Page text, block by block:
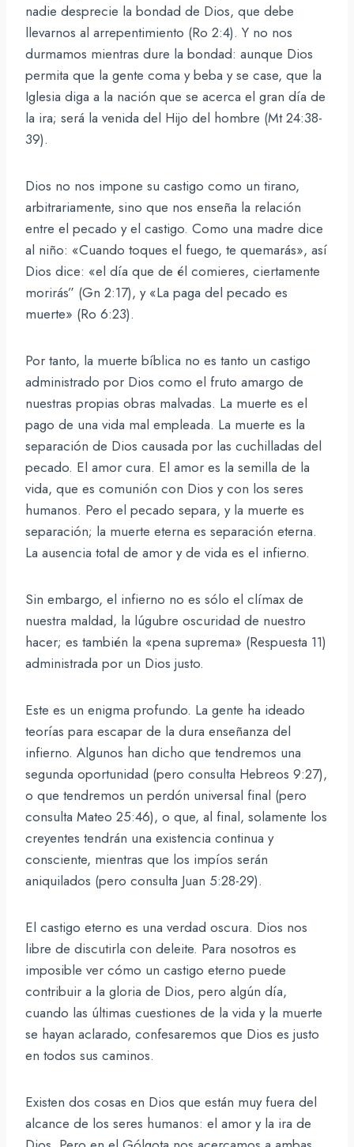
nadie desprecie la bondad de Dios, que debe
llevarnos al arrepentimiento (Ro 2:4). Y no nos
durmamos mientras dure la bondad: aunque Dios
permita que la gente coma y beba y se case, que la
Iglesia diga a la nación que se acerca el gran día de
la ira; será la venida del Hijo del hombre (Mt 24:38-
39).
Dios no nos impone su castigo como un tirano,
arbitrariamente, sino que nos enseña la relación
entre el pecado y el castigo. Como una madre dice
al niño: «Cuando toques el fuego, te quemarás», así
Dios dice: «el día que de él comieres, ciertamente
morirás” (Gn 2:17), y «La paga del pecado es
muerte» (Ro 6:23).
Por tanto, la muerte bíblica no es tanto un castigo
administrado por Dios como el fruto amargo de
nuestras propias obras malvadas. La muerte es el
pago de una vida mal empleada. La muerte es la
separación de Dios causada por las cuchilladas del
pecado. El amor cura. El amor es la semilla de la
vida, que es comunión con Dios y con los seres
humanos. Pero el pecado separa, y la muerte es
separación; la muerte eterna es separación eterna.
La ausencia total de amor y de vida es el infierno.
Sin embargo, el infierno no es sólo el clímax de
nuestra maldad, la lúgubre oscuridad de nuestro
hacer; es también la «pena suprema» (Respuesta 11)
administrada por un Dios justo.
Este es un enigma profundo. La gente ha ideado
teorías para escapar de la dura enseñanza del
infierno. Algunos han dicho que tendremos una
segunda oportunidad (pero consulta Hebreos 9:27),
o que tendremos un perdón universal final (pero
consulta Mateo 25:46), o que, al final, solamente los
creyentes tendrán una existencia continua y
consciente, mientras que los impíos serán
aniquilados (pero consulta Juan 5:28-29).
El castigo eterno es una verdad oscura. Dios nos
libre de discutirla con deleite. Para nosotros es
imposible ver cómo un castigo eterno puede
contribuir a la gloria de Dios, pero algún día,
cuando las últimas cuestiones de la vida y la muerte
se hayan aclarado, confesaremos que Dios es justo
en todos sus caminos.
Existen dos cosas en Dios que están muy fuera del
alcance de los seres humanos: el amor y la ira de